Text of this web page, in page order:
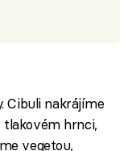
Cibuli nakrájíme
tlakovém hrnci,
vegetou,